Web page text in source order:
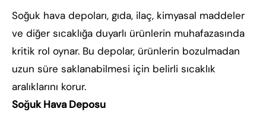
Soğuk hava depoları, gıda, ilaç, kimyasal maddeler
ve diğer sıcaklığa duyarlı ürünlerin muhafazasında
kritik rol oynar. Bu depolar, ürünlerin bozulmadan
uzun süre saklanabilmesi için belirli sıcaklık
aralıklarını korur.
Soğuk Hava Deposu